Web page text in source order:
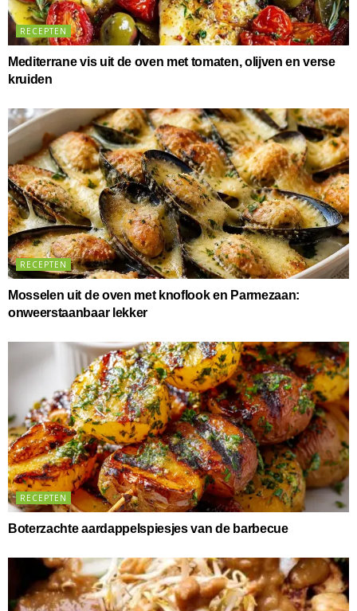
RECEPTEN
Mediterrane vis uit de oven met tomaten, olijven en verse
kruiden
RECEPTEN
Mosselen uit de oven met knoflook en Parmezaan:
onweerstaanbaar lekker
RECEPTEN
Boterzachte aardappelspiesjes van de barbecue